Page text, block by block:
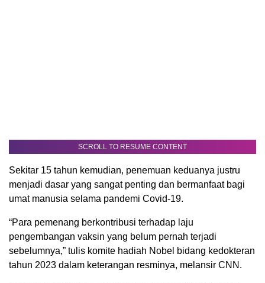
SCROLL TO RESUME CONTENT
Sekitar 15 tahun kemudian, penemuan keduanya justru
menjadi dasar yang sangat penting dan bermanfaat bagi
umat manusia selama pandemi Covid-19.
“Para pemenang berkontribusi terhadap laju
pengembangan vaksin yang belum pernah terjadi
sebelumnya,” tulis komite hadiah Nobel bidang kedokteran
tahun 2023 dalam keterangan resminya, melansir CNN.